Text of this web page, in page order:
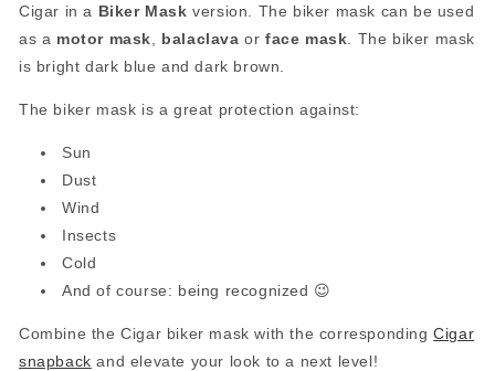
Cigar in a Biker Mask version. The biker mask can be used
as a motor mask balaclavaorface mask . The biker mask
is bright dark blue and dark brown.
The biker mask is a great protection against:
Sun
Dust
Wind
Insects
Cold
And of course: being recognized 😉
Combine the Cigar biker mask with the correspondingCigar
snapback and elevate your look to a next level!